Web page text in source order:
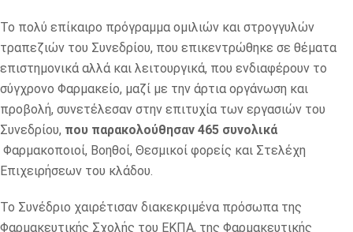
Το πολύ επίκαιρο πρόγραμμα ομιλιών και στρογγυλών
τραπεζιών του Συνεδρίου, που επικεντρώθηκε σε θέματα
επιστημονικά αλλά και λειτουργικά, που ενδιαφέρουν το
σύγχρονο Φαρμακείο, μαζί με την άρτια οργάνωση και
προβολή, συνετέλεσαν στην επιτυχία των εργασιών του
Συνεδρίου, που παρακολούθησαν 465 συνολικά
Φαρμακοποιοί, Βοηθοί, Θεσμικοί φορείς και Στελέχη
Επιχειρήσεων του κλάδου.
Το Συνέδριο χαιρέτισαν διακεκριμένα πρόσωπα της
Φαρμακευτικής Σχολής του ΕΚΠΑ, της Φαρμακευτικής